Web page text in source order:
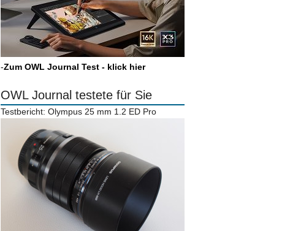
-Zum OWL Journal Test - klick hier
OWL Journal testete für Sie
Testbericht: Olympus 25 mm 1.2 ED Pro